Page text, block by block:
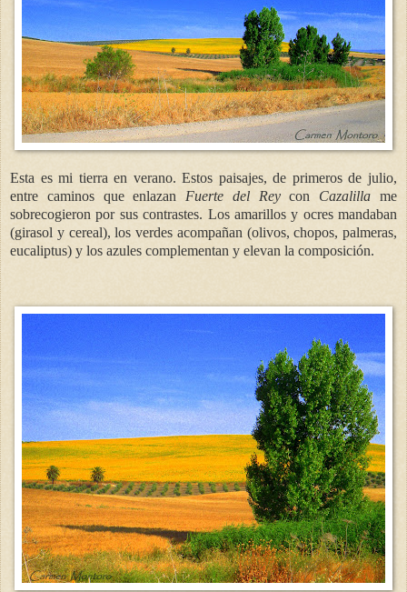
Esta es mi tierra en verano. Estos paisajes, de primeros de julio,
entre caminos que enlazan Fuerte del Reycon Cazalilla me
sobrecogieron por sus contrastes. Los amarillos y ocres mandaban
(girasol y cereal), los verdes acompañan (olivos, chopos, palmeras,
eucaliptus) y los azules complementan y elevan la composición.